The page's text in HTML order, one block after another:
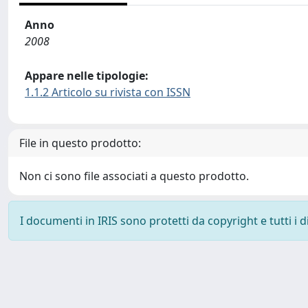
Anno
2008
Appare nelle tipologie:
1.1.2 Articolo su rivista con ISSN
File in questo prodotto:
Non ci sono file associati a questo prodotto.
I documenti in IRIS sono protetti da copyright e tutti i